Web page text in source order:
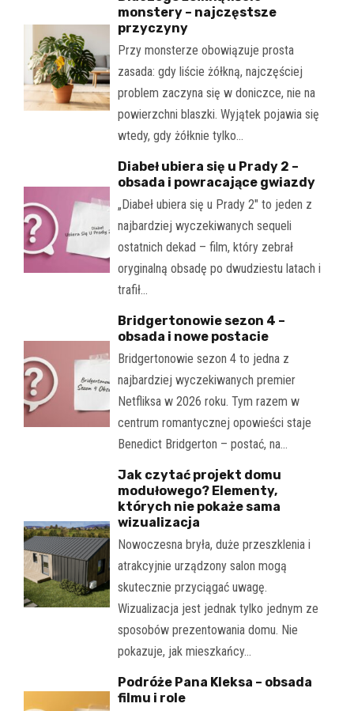
monstery – najczęstsze
przyczyny
Przy monsterze obowiązuje prosta
zasada: gdy liście żółkną, najczęściej
problem zaczyna się w doniczce, nie na
powierzchni blaszki. Wyjątek pojawia się
wtedy, gdy żółknie tylko…
Diabeł ubiera się u Prady 2 –
obsada i powracające gwiazdy
„Diabeł ubiera się u Prady 2" to jeden z
najbardziej wyczekiwanych sequeli
ostatnich dekad – film, który zebrał
oryginalną obsadę po dwudziestu latach i
trafił…
Bridgertonowie sezon 4 –
obsada i nowe postacie
Bridgertonowie sezon 4 to jedna z
najbardziej wyczekiwanych premier
Netfliksa w 2026 roku. Tym razem w
centrum romantycznej opowieści staje
Benedict Bridgerton – postać, na…
Jak czytać projekt domu
modułowego? Elementy,
których nie pokaże sama
wizualizacja
Nowoczesna bryła, duże przeszklenia i
atrakcyjnie urządzony salon mogą
skutecznie przyciągać uwagę.
Wizualizacja jest jednak tylko jednym ze
sposobów prezentowania domu. Nie
pokazuje, jak mieszkańcy…
Podróże Pana Kleksa – obsada
filmu i role